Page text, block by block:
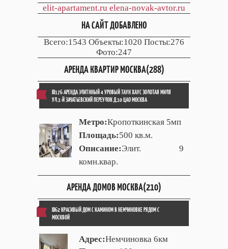
elit-apartament.ru elena-novak-avtor.ru
НА САЙТ ДОБАВЛЕНО
Всего:1543 Объекты:1020 Посты:276
Фото:247
АРЕНДА КВАРТИР МОСКВА(288)
ID176 АРЕНДА ЭЛИТННЫЙ 4 УРОВЫЙ ТАУН ХАУС ЗОЛОТАЯ МИЛЯ
УЛ.1-Й ЗАЧАТЬЕВСКИЙ ПЕРЕУЛОК Д.10 ЦАО МОСКВА
Метро:Кропоткинская 5мп
Площадь:500 кв.м.
Описание:Элит. 9
комн.квар.
АРЕНДА ДОМОВ МОСКВА(210)
ID62 КРАСИВЫЙ ДОМ С КАМИНОМ В НЕМЧИНОВКЕ РЯДОМ С
МОСКВОЙ
Адрес:Немчиновка 6км